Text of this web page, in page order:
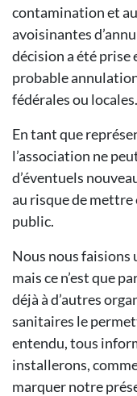
contamination et
avoisinantes
décision a été prise
probable
fédérales ou locales.
En tant que
l’association ne
d’éventuels
au risque de mettre
public.
Nous nous faisions
mais ce n’est que
déjà à d’autres
sanitaires le
entendu, tous
installerons,
marquer notre